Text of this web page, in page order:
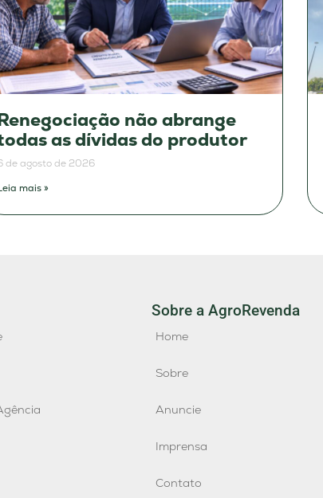
não abrange
as dívidas do produtor
de agosto de 2026
mais »
Sobre a AgroRevenda
Home
Sobre
Anuncie
Imprensa
Contato